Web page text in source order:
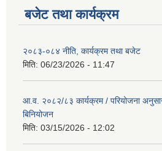
बजेट तथा कार्यक्रम
२०८३-०८४ नीति, कार्यक्रम तथा बजेट
मिति: 06/23/2026 - 11:47
आ.व. २०८२/८३ कार्यक्रम / परियोजना
बिनियोजन
मिति: 03/15/2026 - 12:02